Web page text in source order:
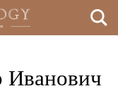
Иванович